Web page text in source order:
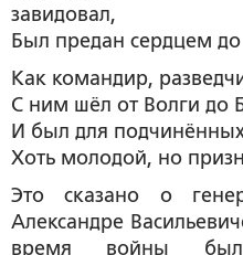
завидовал,
Был предан сердцем
Как командир,
С ним шёл от Волги до
И был для
Хоть молодой, но
Это сказано о
Александре
время войны